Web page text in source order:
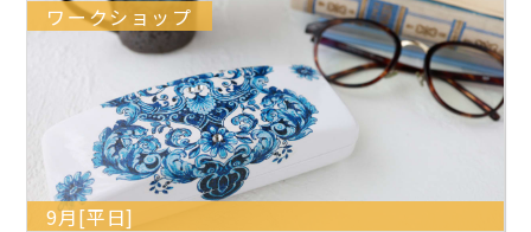
ワークショップ
9月[平日]